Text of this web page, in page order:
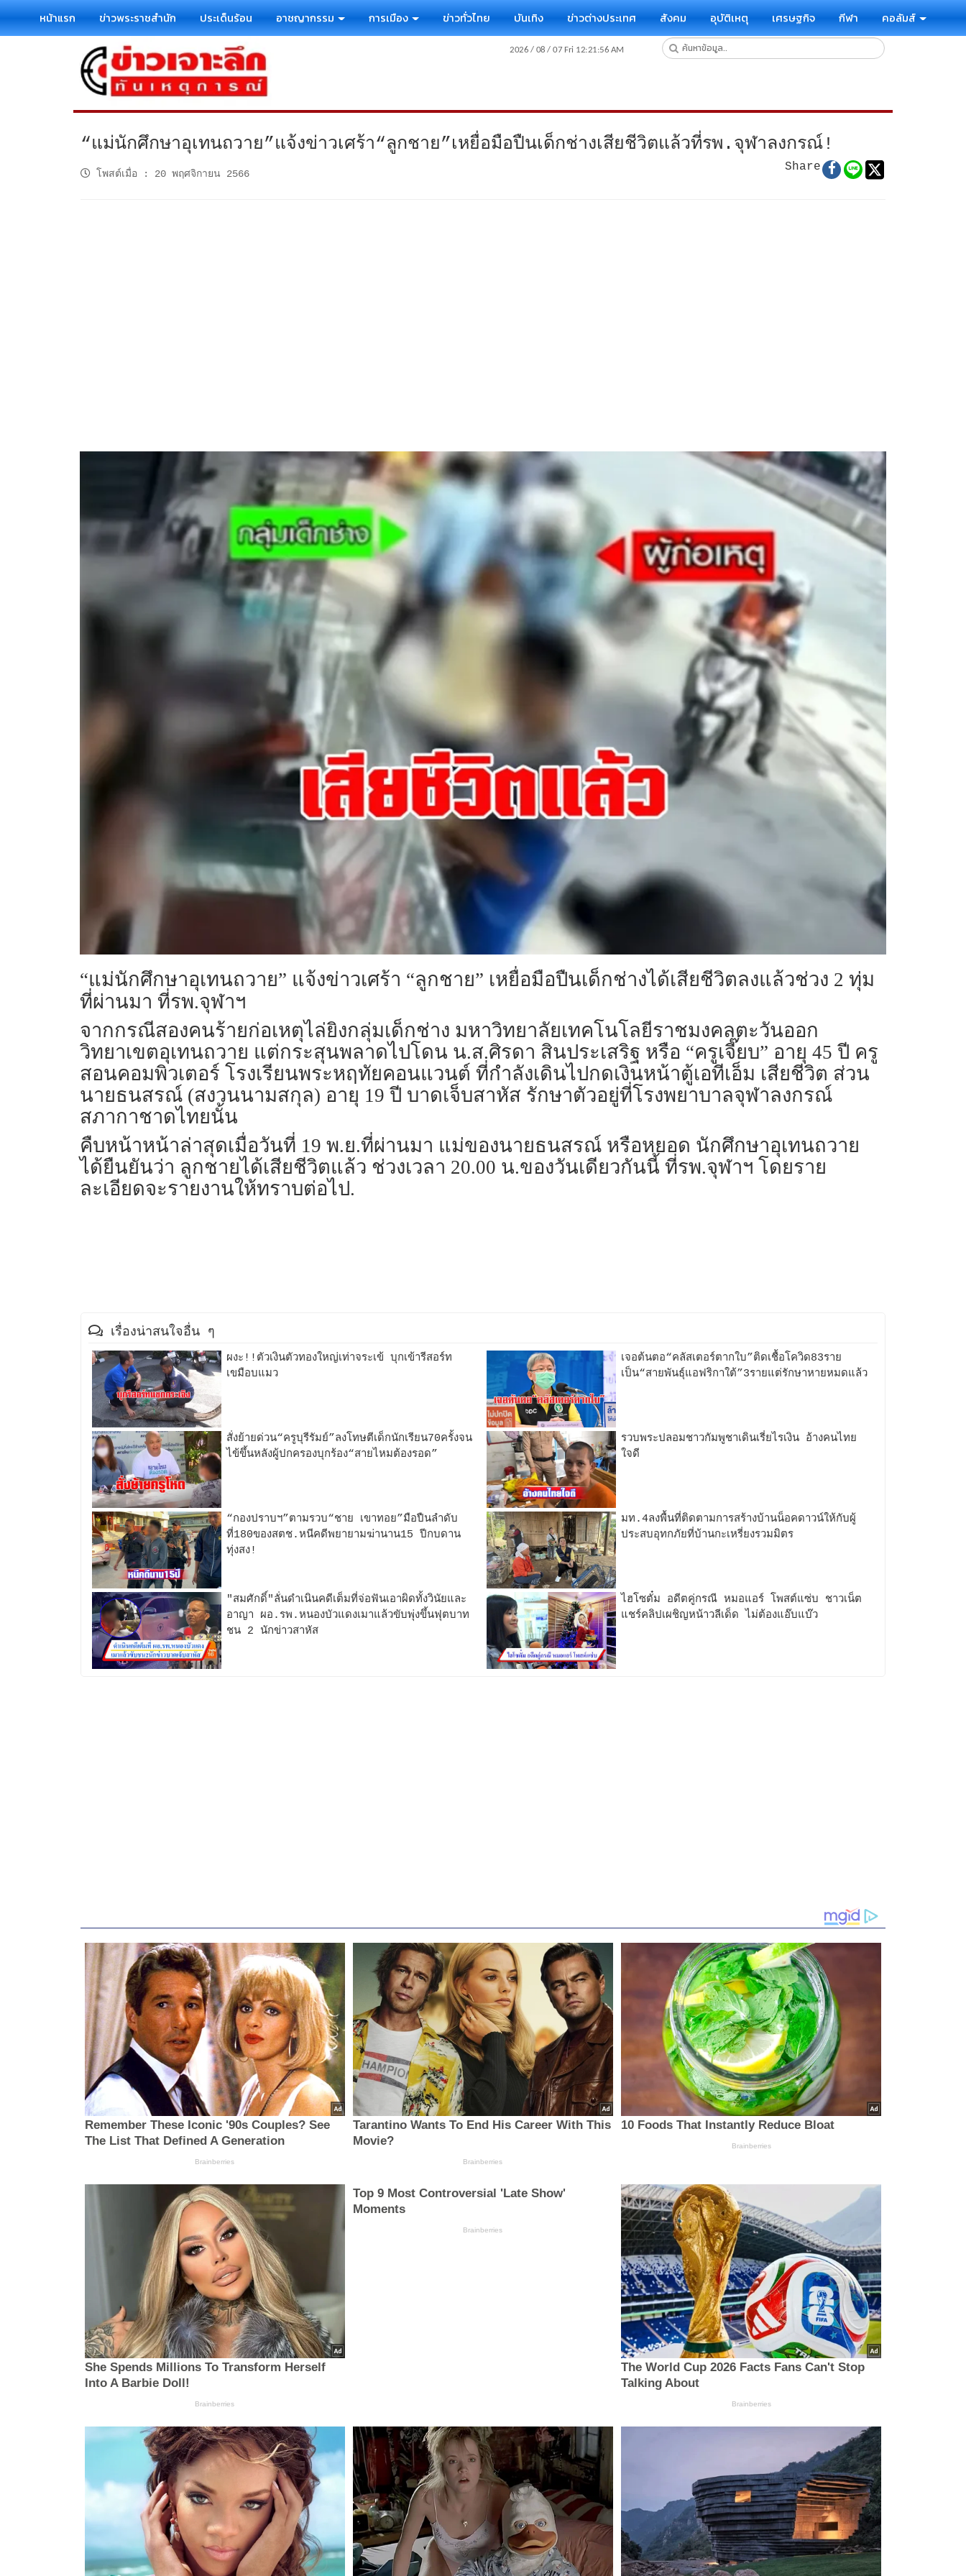
หน้าแรก ข่าวพระราชสำนัก ประเด็นร้อน อาชญากรรม การเมือง ข่าวทั่วไทย บันเทิง ข่าวต่างประเทศ สังคม อุบัติเหตุ เศรษฐกิจ กีฬา คอลัมส์
“แม่นักศึกษาอุเทนถวาย”แจ้งข่าวเศร้า“ลูกชาย”เหยื่อมือปืนเด็กช่างเสียชีวิตแล้วที่รพ.จุฬาลงกรณ์!
โพสต์เมื่อ : 20 พฤศจิกายน 2566
Share
“แม่นักศึกษาอุเทนถวาย” แจ้งข่าวเศร้า “ลูกชาย” เหยื่อมือปืนเด็กช่างได้เสียชีวิตลงแล้วช่วง 2 ทุ่ม
ที่ผ่านมา ที่รพ.จุฬาฯ
จากกรณีสองคนร้ายก่อเหตุไล่ยิงกลุ่มเด็กช่าง มหาวิทยาลัยเทคโนโลยีราชมงคลตะวันออก
วิทยาเขตอุเทนถวาย แต่กระสุนพลาดไปโดน น.ส.ศิรดา สินประเสริฐ หรือ “ครูเจี๊ยบ” อายุ 45 ปี ครู
สอนคอมพิวเตอร์ โรงเรียนพระหฤทัยคอนแวนต์ ที่กำลังเดินไปกดเงินหน้าตู้เอทีเอ็ม เสียชีวิต ส่วน
นายธนสรณ์ (สงวนนามสกุล) อายุ 19 ปี บาดเจ็บสาหัส รักษาตัวอยู่ที่โรงพยาบาลจุฬาลงกรณ์
สภากาชาดไทยนั้น
คืบหน้าหน้าล่าสุดเมื่อวันที่ 19 พ.ย.ที่ผ่านมา แม่ของนายธนสรณ์ หรือหยอด นักศึกษาอุเทนถวาย
ได้ยืนยันว่า ลูกชายได้เสียชีวิตแล้ว ช่วงเวลา 20.00 น.ของวันเดียวกันนี้ ที่รพ.จุฬาฯ โดยราย
ละเอียดจะรายงานให้ทราบต่อไป.
เรื่องน่าสนใจอื่น ๆ
ผงะ!!ตัวเงินตัวทองใหญ่เท่าจระเข้ บุกเข้ารีสอร์ท
เขมือบแมว
เจอต้นตอ“คลัสเตอร์ตากใบ”ติดเชื้อโควิด83ราย
เป็น“สายพันธุ์แอฟริกาใต้”3รายแต่รักษาหายหมดแล้ว
สั่งย้ายด่วน“ครูบุรีรัมย์”ลงโทษตีเด็กนักเรียน70ครั้งจน
ไข้ขึ้นหลังผู้ปกครองบุกร้อง“สายไหมต้องรอด”
รวบพระปลอมชาวกัมพูชาเดินเรี่ยไรเงิน อ้างคนไทย
ใจดี
“กองปราบฯ”ตามรวบ“ชาย เขาทอย”มือปืนลำดับ
ที่180ของสตช.หนีคดีพยายามฆ่านาน15 ปีกบดาน
ทุ่งสง!
มท.4ลงพื้นที่ติดตามการสร้างบ้านน็อคดาวน์ให้กับผู้
ประสบอุทกภัยที่บ้านกะเหรี่ยงรวมมิตร
"สมศักดิ์"ลั่นดำเนินคดีเต็มที่จ่อฟันเอาผิดทั้งวินัยและ
อาญา ผอ.รพ.หนองบัวแดงเมาแล้วขับพุ่งขึ้นฟุตบาท
ชน 2 นักข่าวสาหัส
ไฮโซตั๋ม อดีตคู่กรณี หมอแอร์ โพสต์แซ่บ ชาวเน็ต
แชร์คลิปเผชิญหน้าวลีเด็ด ไม่ต้องแอ๊บแบ๊ว